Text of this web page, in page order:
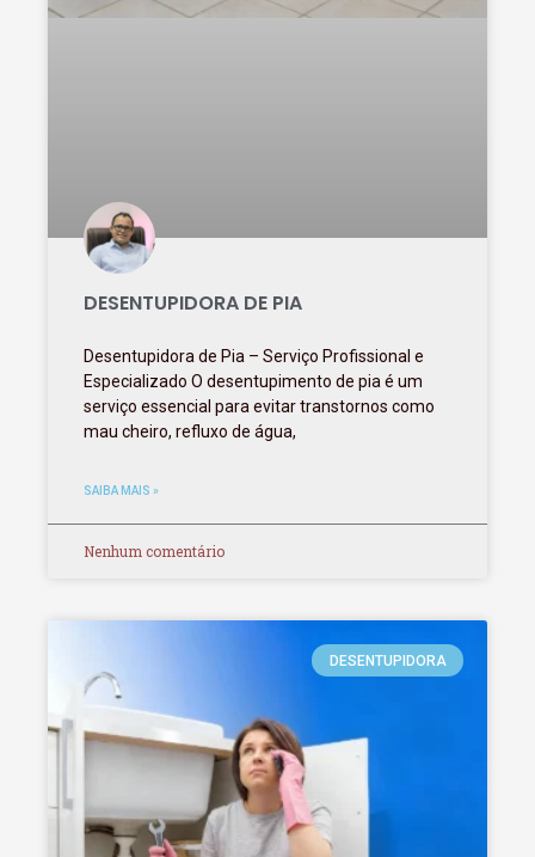
DESENTUPIDORA DE PIA
Desentupidora de Pia – Serviço Profissional e
Especializado O desentupimento de pia é um
serviço essencial para evitar transtornos como
mau cheiro, refluxo de água,
SAIBA MAIS »
Nenhum comentário
DESENTUPIDORA